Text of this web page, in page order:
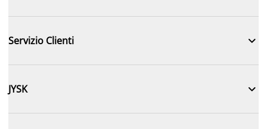
Servizio Clienti 
JYSK 